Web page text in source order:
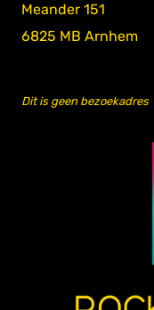
Meander 151
6825 MB Arnhem
Dit is geen bezoekadres